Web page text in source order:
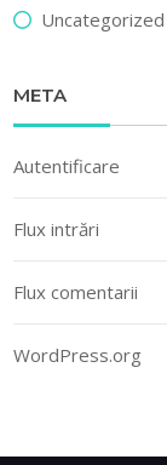
Uncategorized
META
Autentificare
Flux intrări
Flux comentarii
WordPress.org